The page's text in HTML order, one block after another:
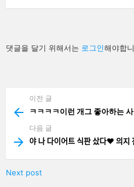
답
글
댓글을 달기 위해서는 로그인해야합
more
이전 글
ㅋㅋㅋㅋ이런 개그 좋아하는
다음 글
야 나 다이어트 식판 샀다❤️
Next post